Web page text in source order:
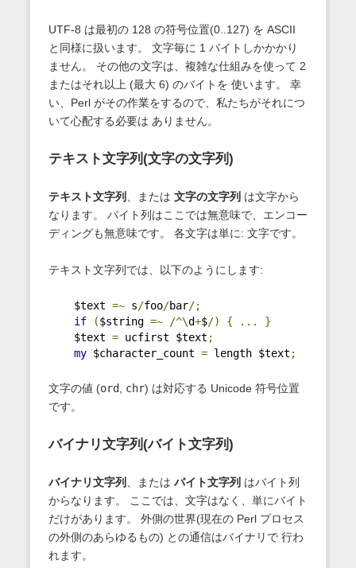
UTF-8 は最初の 128 の符号位置(0..127) を ASCII
と同様に扱います。 文字毎に 1 バイトしかかかり
ません。 その他の文字は、複雑な仕組みを使って 2
またはそれ以上 (最大 6) のバイトを 使います。 幸
い、Perl がその作業をするので、私たちがそれにつ
いて心配する必要は ありません。
テキスト文字列(文字の文字列)
テキスト文字列 、または 文字の文字列 は文字から
なります。 バイト列はここでは無意味で、エンコー
ディングも無意味です。 各文字は単に: 文字です。
テキスト文字列では、以下のようにします:
$text =~ s/foo/bar/;
if
($string =~ /^\d+$/) { ...
}
$text = ucfirst $text ;
my $character_count = length $text ;
文字の値 (ord chr) は対応する Unicode 符号位置
です。
バイナリ文字列(バイト文字列)
バイナリ文字列 、または バイト文字列 はバイト列
からなります。 ここでは、文字はなく、単にバイト
だけがあります。 外側の世界(現在の Perl プロセス
の外側のあらゆるもの) との通信はバイナリで 行わ
れます。